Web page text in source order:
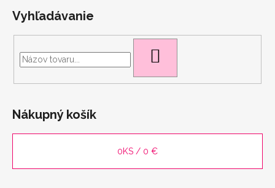
Vyhľadávanie
Nákupný košík
0KS / 0 €